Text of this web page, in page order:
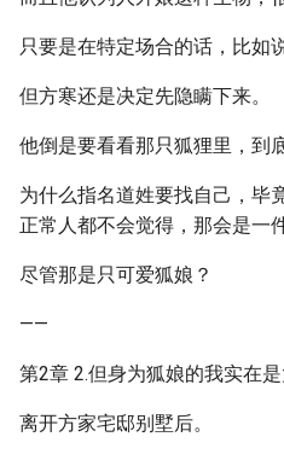
只要是在特定场合的话，比如
但方寒还是决定先隐瞒下来。
他倒是要看看那只狐狸里，到
为什么指名道姓要找自己，毕
正常人都不会觉得，那会是一
尽管那是只可爱狐娘？
——
第2章 2.但身为狐娘的我实在
离开方家宅邸别墅后。